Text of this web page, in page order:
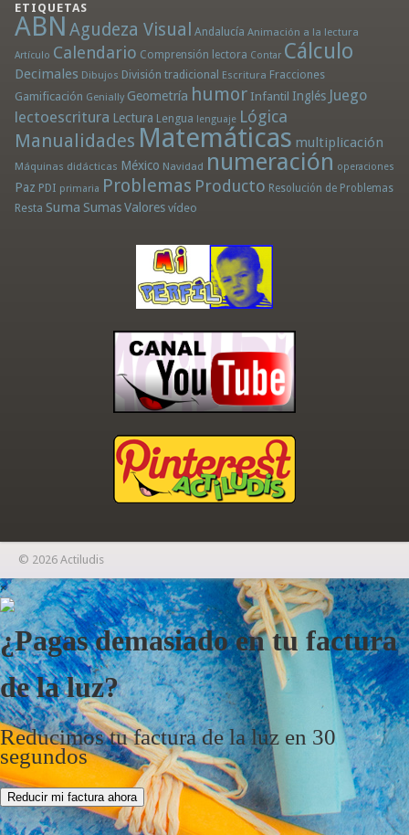
ETIQUETAS
ABN Agudeza Visual Andalucía Animación a la lectura
Artículo Calendario Comprensión lectora Contar Cálculo
Decimales Dibujos División tradicional Escritura Fracciones
Gamificación Genially Geometría humor Infantil Inglés Juego
lectoescritura Lectura Lengua lenguaje Lógica
Manualidades Matemáticas multiplicación
Máquinas didácticas México Navidad numeración operaciones
Paz PDI primaria Problemas Producto Resolución de Problemas
Resta Suma Sumas Valores vídeo
© 2026 Actiludis
×
¿Pagas demasiado en tu factura
de la luz?
Reducimos tu factura de la luz en 30
segundos
Reducir mi factura ahora